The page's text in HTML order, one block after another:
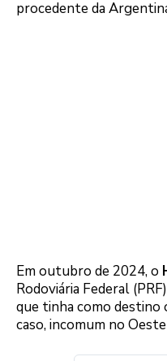
procedente da
Em outubro de 2024, o
Rodoviária Federal
que tinha como destino
caso, incomum no